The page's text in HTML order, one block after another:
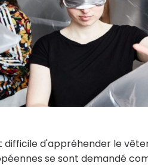
difficile d'appréhender le
se sont demandé